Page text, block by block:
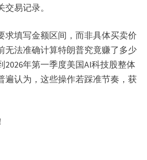
易记录。
求填写金额区间，而非具体买卖价
无法准确计算特朗普究竟赚了多少
2026年第一季度美国AI科技股整体
遍认为，这些操作若踩准节奏，获